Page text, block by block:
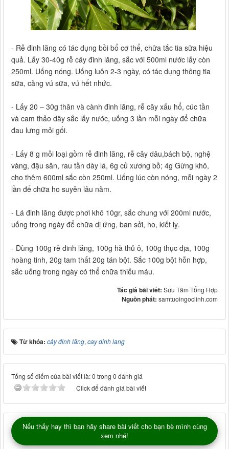
- Rễ đinh lăng có tác dụng bồi bổ cơ thể, chữa tắc tia sữa hiệu
quả. Lấy 30-40g rễ cây đinh lăng, sắc với 500ml nước lấy còn
250ml. Uống nóng. Uống luôn 2-3 ngày, có tác dụng thông tia
sữa, căng vú sữa, vú hết nhức.
- Lấy 20 – 30g thân và cành đinh lăng, rễ cây xấu hổ, cúc tần
và cam thảo dây sắc lấy nước, uống 3 lần mỗi ngày để chữa
đau lưng mỏi gối.
- Lấy 8 g mỗi loại gồm rễ đinh lăng, rễ cây dâu,bách bộ, nghệ
vàng, đậu săn, rau tần dày lá, 6g củ xương bồ; 4g Gừng khô,
cho thêm 600ml sắc còn 250ml. Uống lúc còn nóng, mỗi ngày 2
lần để chữa ho suyễn lâu năm.
- Lá đinh lăng được phơi khô 10gr, sắc chung với 200ml nước,
uống trong ngày để chữa dị ứng, ban sởi, ho, kiết lỵ.
- Dùng 100g rễ đinh lăng, 100g hà thủ ô, 100g thục địa, 100g
hoàng tinh, 20g tam thất 20g tán bột. Sắc 100g bột hỗn hợp,
sắc uống trong ngày có thể chữa thiếu máu.
Tác giả bài viết: Sưu Tầm Tổng Hợp
Nguồn phát: samtuoingoclinh.com
Từ khóa: cây đinh lăng, cay dinh lang
Tổng số điểm của bài viết là: 0 trong 0 đánh giá
Click để đánh giá bài viết
Nếu thấy hay thì bạn hãy share bài viết cho bạn bè mình cùng
xem nhé!